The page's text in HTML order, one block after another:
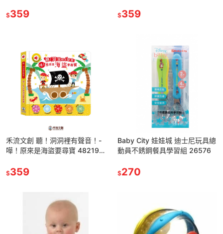
$359 $359
禾流文創 聽！洞洞裡有聲音！-
嘩！原來是海盜要尋寶 48219
$359
Baby City 娃娃城 迪士尼玩具總
動員不銹鋼餐具學習組 26576
$270